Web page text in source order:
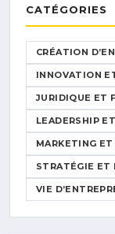
CATÉGORIES
CRÉATION
INNOVATION
JURIDIQUE ET
LEADERSHIP
MARKETING
STRATÉGIE ET
VIE